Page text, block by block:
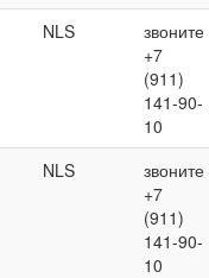
NLS
звоните
+7
(911)
141-90-
10
NLS
звоните
+7
(911)
141-90-
10